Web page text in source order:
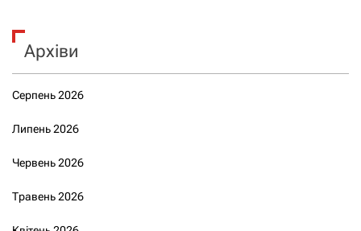
Архіви
Серпень 2026
Липень 2026
Червень 2026
Травень 2026